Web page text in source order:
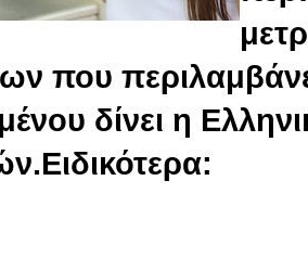
που
δίνει η
Ειδικότερα: